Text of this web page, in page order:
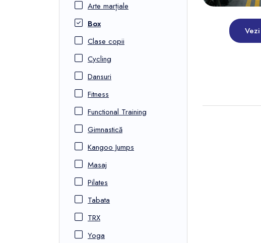
Arte marțiale
Box
Clase copii
Cycling
Dansuri
Fitness
Functional Training
Gimnastică
Kangoo Jumps
Masaj
Pilates
Tabata
TRX
Yoga